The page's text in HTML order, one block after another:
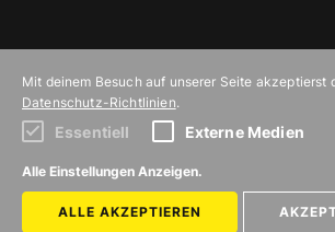
Abonniere
Mit deinem Besuch auf unserer Seite akzeptierst
Datenschutz-Richtlinien.
Essentiell Externe Medien
Alle Einstellungen Anzeigen.
ALLE AKZEPTIEREN